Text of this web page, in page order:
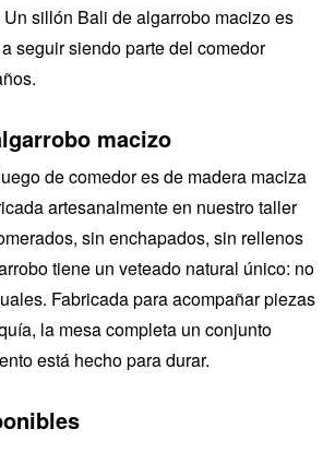
sillón Bali de algarrobo macizo es
seguir siendo parte del comedor
macizo
de comedor es de madera maciza
artesanalmente en nuestro taller
sin enchapados, sin rellenos
tiene un veteado natural único: no
Fabricada para acompañar piezas
la mesa completa un conjunto
está hecho para durar.